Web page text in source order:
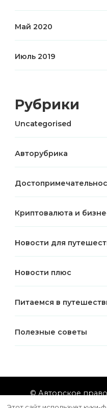
Май 2020
Июль 2019
Рубрики
Uncategorised
Авторубрика
Криптовалюта и
Новости для
Новости плюс
Питаемся в
Полезные советы
© Авторское
защищены.Vilva |